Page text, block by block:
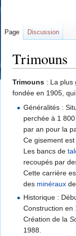
Trimouns
Trimouns : La plus
fondée en 1905,
Généralités :
perchée à 1
par an pour la
Ce gisement
Les bancs de
recoupés par
Cette carrière
des minéraux
Historique :
Construction en
Création de la
1988.
Page Discussion